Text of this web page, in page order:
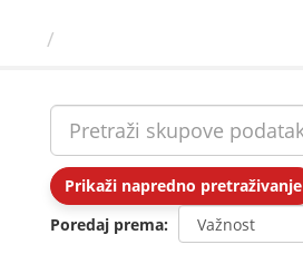
Prikaži napredno pretraživanje
Poredaj prema